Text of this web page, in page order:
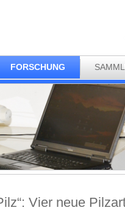
FORSCHUNG
Vier neue